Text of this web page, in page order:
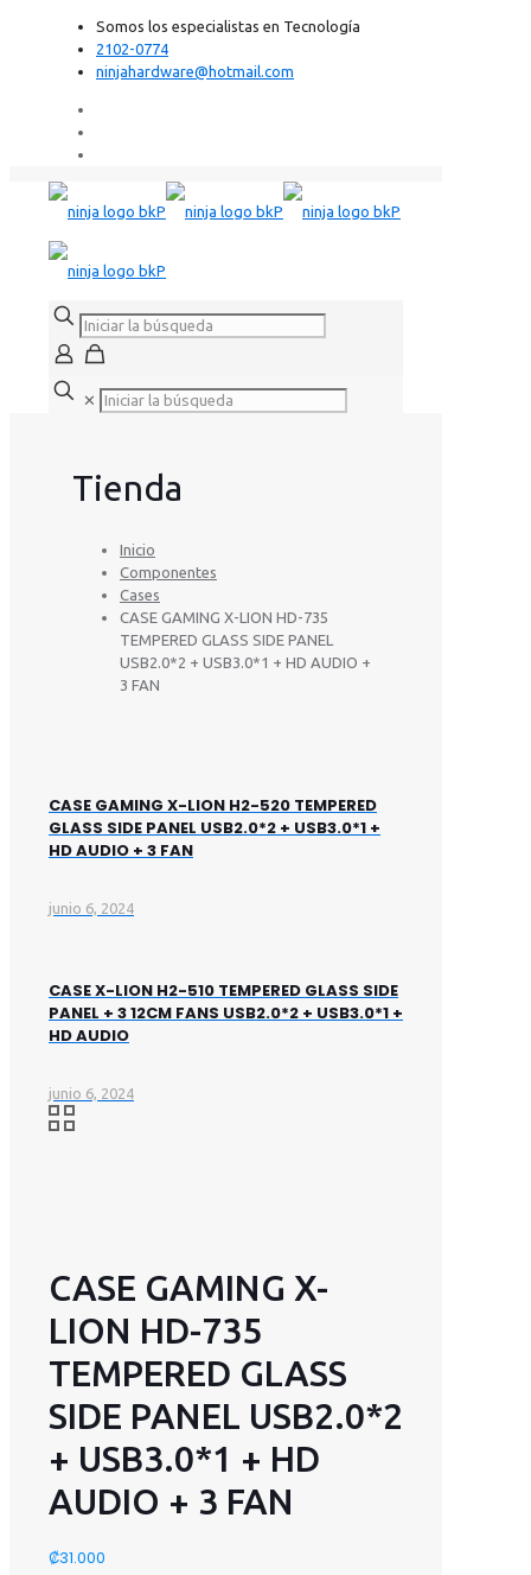
Somos los especialistas en Tecnología
2102-0774
ninjahardware@hotmail.com
✕
Tienda
Inicio
Componentes
Cases
CASE GAMING X-LION HD-735
TEMPERED GLASS SIDE PANEL
USB2.0*2 + USB3.0*1 + HD AUDIO +
3 FAN
CASE GAMING X-LION H2-520 TEMPERED
GLASS SIDE PANEL USB2.0*2 + USB3.0*1 +
HD AUDIO + 3 FAN
junio 6, 2024
CASE X-LION H2-510 TEMPERED GLASS SIDE
PANEL + 3 12CM FANS USB2.0*2 + USB3.0*1 +
HD AUDIO
junio 6, 2024
CASE GAMING X-
LION HD-735
TEMPERED GLASS
SIDE PANEL USB2.0*2
+ USB3.0*1 + HD
AUDIO + 3 FAN
₡31.000